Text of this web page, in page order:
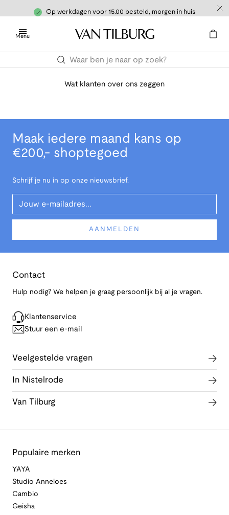
Op werkdagen voor 15.00 besteld, morgen in huis
Menu
Wat klanten over ons zeggen
Maak iedere maand kans op
€200,- shoptegoed
Schrijf je nu in op onze nieuwsbrief.
Your Email
AANMELDEN
Contact
Hulp nodig? We helpen je graag persoonlijk bij al je vragen.
Klantenservice
Stuur een e-mail
Veelgestelde vragen
In Nistelrode
Van Tilburg
Populaire merken
YAYA
Studio Anneloes
Cambio
Geisha